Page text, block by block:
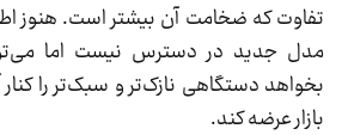
تفاوت که ضخامت آن بیشتر است. هنوز
مدل جدید در دسترس نیست اما
بازار عرضه کند.